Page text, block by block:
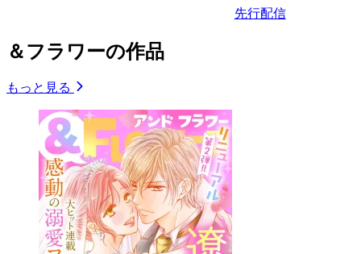
先行配信
＆フラワーの作品
もっと見る